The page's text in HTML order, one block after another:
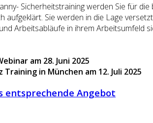
Sicherheitstraining werden Sie für
aufgeklärt. Sie werden in die Lage
Arbeitsabläufe in ihrem Arbeitsumfeld
am 28. Juni 2025
Training in München am 12. Juli 2025
entsprechende Angebot